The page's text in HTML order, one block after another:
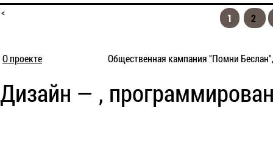
< 1 2
О проекте Общественная кампания "Помни
Дизайн — ,